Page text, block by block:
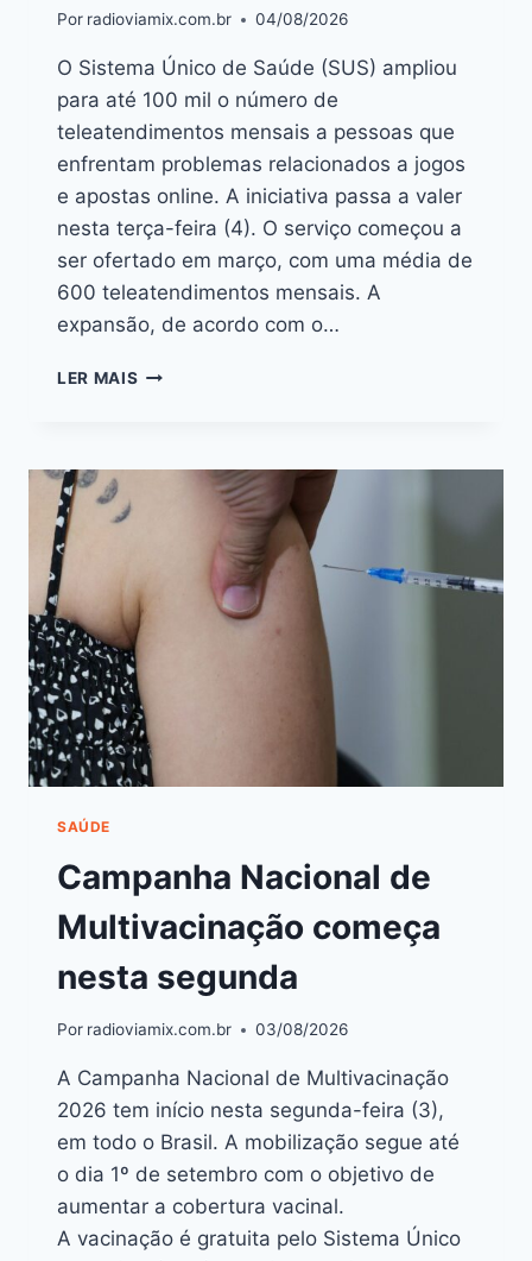
Por radioviamix.com.br 04/08/2026
O Sistema Único de Saúde (SUS) ampliou
para até 100 mil o número de
teleatendimentos mensais a pessoas que
enfrentam problemas relacionados a jogos
e apostas online. A iniciativa passa a valer
nesta terça-feira (4). O serviço começou a
ser ofertado em março, com uma média de
600 teleatendimentos mensais. A
expansão, de acordo com o…
LER MAIS
SAÚDE
Campanha Nacional de
Multivacinação começa
nesta segunda
Por radioviamix.com.br 03/08/2026
A Campanha Nacional de Multivacinação
2026 tem início nesta segunda-feira (3),
em todo o Brasil. A mobilização segue até
o dia 1º de setembro com o objetivo de
aumentar a cobertura vacinal.
A vacinação é gratuita pelo Sistema Único